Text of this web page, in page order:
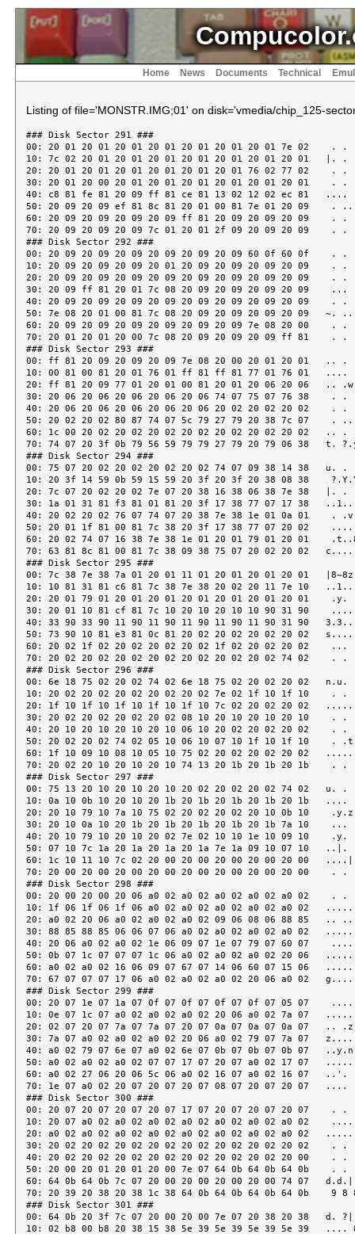
Home News Documents Technical
Listing of file='MONSTR.IMG;01' on disk='vmedia/chip_125-
### Disk Sector 291 ###
00: 20 01 20 01 20 01 20 01 20 01 20 01 20 01 7e 02    . . . . . . .~.
10: 7c 02 20 01 20 01 20 01 20 01 20 01 20 01 20 01   |. . . . . . . .
20: 20 01 20 01 20 01 20 01 20 01 20 01 76 02 77 02    . . . . . .v.w.
30: 20 01 20 00 20 01 20 01 20 01 20 01 20 01 20 01    . . . . . . . .
40: c8 81 fe 81 20 09 ff 81 ce 81 13 02 12 02 ec 81   .... ...........
50: 20 09 20 09 ef 81 8c 81 20 01 00 81 7e 01 20 09    . ..... ...~. .
60: 20 09 20 09 20 09 20 09 ff 81 20 09 20 09 20 09    . . . ... . . .
70: 20 09 20 09 20 09 7c 01 20 01 2f 09 20 09 20 09    . . .|. ./. . .
### Disk Sector 292 ###
00: 20 09 20 09 20 09 20 09 20 09 20 09 60 0f 60 0f    . . . . . .`.`.
10: 20 09 20 09 20 09 20 01 20 09 20 09 20 09 20 09    . . . . . . . .
20: 20 09 20 09 20 09 20 09 20 09 20 09 20 09 20 09    . . . . . . . .
30: 20 09 ff 81 20 01 7c 08 20 09 20 09 20 09 20 09    ... .|. . . . .
40: 20 09 20 09 20 09 20 09 20 09 20 09 20 09 20 09    . . . . . . . .
50: 7e 08 20 01 00 81 7c 08 20 09 20 09 20 09 20 09   ~. ...|. . . . .
60: 20 09 20 09 20 09 20 09 20 09 20 09 7e 08 20 00    . . . . . .~. .
70: 20 01 20 01 20 00 7c 08 20 09 20 09 20 09 ff 81    . . .|. . . ...
### Disk Sector 293 ###
00: ff 81 20 09 20 09 20 09 7e 08 20 00 20 01 20 01   .. . . .~. . . .
10: 00 81 00 81 20 01 76 01 ff 81 ff 81 77 01 76 01   .... .v.....w.v.
20: ff 81 20 09 77 01 20 01 00 81 20 01 20 06 20 06   .. .w. ... . . .
30: 20 06 20 06 20 06 20 06 20 06 74 07 75 07 76 38    . . . . .t.u.v8
40: 20 06 20 06 20 06 20 06 20 06 20 02 20 02 20 02    . . . . . . . .
50: 20 02 20 02 80 87 74 07 5c 79 27 79 20 38 7c 07    . ...t.\y'y 8|.
60: 1c 00 20 02 20 02 20 02 20 02 20 02 20 02 20 02   .. . . . . . . .
70: 74 07 20 3f 0b 79 56 59 79 79 27 79 20 79 06 38   t. ?.yVYyy'y y.8
### Disk Sector 294 ###
00: 75 07 20 02 20 02 20 02 20 02 74 07 09 38 14 38   u. . . . .t..8.8
10: 20 3f 14 59 0b 59 15 59 20 3f 20 3f 20 38 08 38    ?.Y.Y.Y ? ? 8.8
20: 7c 07 20 02 20 02 7e 07 20 38 16 38 06 38 7e 38   |. . .~. 8.8.8~8
30: 1a 01 31 81 f3 81 01 81 20 3f 17 38 77 07 17 38   ..1..... ?.8w..8
40: 20 02 20 02 76 07 74 07 20 38 7e 38 1e 01 0a 01    . .v.t. 8~8....
50: 20 01 1f 81 00 81 7c 38 20 3f 17 38 77 07 20 02    .....|8 ?.8w. .
60: 20 02 74 07 16 38 7e 38 1e 01 20 01 79 01 20 01    .t..8~8.. .y. .
70: 63 81 8c 81 00 81 7c 38 09 38 75 07 20 02 20 02   c.....|8.8u. . .
### Disk Sector 295 ###
00: 7c 38 7e 38 7a 01 20 01 11 01 20 01 20 01 20 01   |8~8z. ... . . .
10: 10 81 31 81 c6 81 7c 38 7e 38 20 02 20 11 7e 10   ..1...|8~8 . .~.
20: 20 01 79 01 20 01 20 01 20 01 20 01 20 01 20 01    .y. . . . . . .
30: 20 01 10 81 cf 81 7c 10 20 10 20 10 10 90 31 90    .....|. . ...1.
40: 33 90 33 90 11 90 11 90 11 90 11 90 11 90 31 90   3.3...........1.
50: 73 90 10 81 e3 81 0c 81 20 02 20 02 20 02 20 02   s....... . . . .
60: 20 02 1f 02 20 02 20 02 20 02 1f 02 20 02 20 02    ... . . ... . .
70: 20 02 20 02 20 02 20 02 20 02 20 02 20 02 74 02    . . . . . . .t.
### Disk Sector 296 ###
00: 6e 18 75 02 20 02 74 02 6e 18 75 02 20 02 20 02   n.u. .t.n.u. . .
10: 20 02 20 02 20 02 20 02 20 02 7e 02 1f 10 1f 10    . . . . .~.....
20: 1f 10 1f 10 1f 10 1f 10 1f 10 7c 02 20 02 20 02   ..........|. . .
30: 20 02 20 02 20 02 20 02 08 10 20 10 20 10 20 10    . . . ... . . .
40: 20 10 20 10 20 10 20 10 06 10 20 02 20 02 20 02    . . . ... . . .
50: 20 02 20 02 74 02 05 10 06 10 07 10 1f 10 1f 10    . .t...........
60: 1f 10 09 10 08 10 05 10 75 02 20 02 20 02 20 02   ........u. . . .
70: 20 02 20 10 20 10 20 10 74 13 20 1b 20 1b 20 1b    . . . .t. . . .
### Disk Sector 297 ###
00: 75 13 20 10 20 10 20 10 20 02 20 02 20 02 74 02   u. . . . . . .t.
10: 0a 10 0b 10 20 10 20 1b 20 1b 20 1b 20 1b 20 1b   .... . . . . . .
20: 20 10 79 10 7a 10 75 02 20 02 20 02 20 10 0b 10    .y.z.u. . . ...
30: 20 10 0a 10 20 1b 20 1b 20 1b 20 1b 20 1b 7a 10    ... . . . . .z.
40: 20 10 79 10 20 10 20 02 7e 02 10 10 1e 10 09 10    .y. . .~.......
50: 07 10 7c 1a 20 1a 20 1a 20 1a 7e 1a 09 10 07 10   ..|. . . .~.....
60: 1c 10 11 10 7c 02 20 00 20 00 20 00 20 00 20 00   ....|. . . . . .
70: 20 00 20 00 20 00 20 00 20 00 20 00 20 00 20 00    . . . . . . . .
### Disk Sector 298 ###
00: 20 00 20 00 20 06 a0 02 a0 02 a0 02 a0 02 a0 02    . . ...........
10: 1f 06 1f 06 1f 06 a0 02 a0 02 a0 02 a0 02 a0 02   ................
20: a0 02 20 06 a0 02 a0 02 a0 02 09 06 08 06 88 85   .. .............
30: 88 85 88 85 06 06 07 06 a0 02 a0 02 a0 02 a0 02   ................
40: 20 06 a0 02 a0 02 1e 06 09 07 1e 07 79 07 60 07    ...........y.`.
50: 0b 07 1c 07 07 07 1c 06 a0 02 a0 02 a0 02 20 06   .............. .
60: a0 02 a0 02 16 06 09 07 67 07 14 06 60 07 15 06   ........g...`...
70: 67 07 07 07 17 06 a0 02 a0 02 a0 02 20 06 a0 02   g........... ...
### Disk Sector 299 ###
00: 20 07 1e 07 1a 07 0f 07 0f 07 0f 07 0f 07 05 07    ...............
10: 0e 07 1c 07 a0 02 a0 02 a0 02 20 06 a0 02 7a 07   .......... ...z.
20: 02 07 20 07 7a 07 7a 07 20 07 0a 07 0a 07 0a 07   .. .z.z. .......
30: 7a 07 a0 02 a0 02 a0 02 20 06 a0 02 79 07 7a 07   z....... ...y.z.
40: a0 02 79 07 6e 07 a0 02 6e 07 0b 07 0b 07 0b 07   ..y.n...n.......
50: a0 02 a0 02 a0 02 07 07 17 07 20 07 a0 02 17 07   .......... .....
60: a0 02 27 06 20 06 5c 06 a0 02 16 07 a0 02 16 07   ..'. .\.........
70: 1e 07 a0 02 20 07 20 07 20 07 08 07 20 07 20 07   .... . . ... . .
### Disk Sector 300 ###
00: 20 07 20 07 20 07 20 07 17 07 20 07 20 07 20 07    . . . ... . . .
10: 20 07 a0 02 a0 02 a0 02 a0 02 a0 02 a0 02 a0 02    ...............
20: a0 02 a0 02 a0 02 a0 02 a0 02 a0 02 a0 02 a0 02   ................
30: 20 02 20 02 20 02 20 02 20 02 20 02 20 02 20 02    . . . . . . . .
40: 20 02 20 02 20 02 20 02 20 02 20 02 20 02 20 00    . . . . . . . .
50: 20 00 20 01 20 01 20 00 7e 07 64 0b 64 0b 64 0b    . . . .~.d.d.d.
60: 64 0b 64 0b 7c 07 20 00 20 00 20 00 20 00 74 07   d.d.|. . . . .t.
70: 20 39 20 38 20 38 1c 38 64 0b 64 0b 64 0b 64 0b    9 8 8.8d.d.d.d.
### Disk Sector 301 ###
00: 64 0b 20 3f 7c 07 20 00 20 00 7e 07 20 38 20 38   d. ?|. . .~. 8 8
10: 02 b8 00 b8 20 38 15 38 5e 39 5e 39 5e 39 5e 39   .... 8.8^9^9^9^9
20: 20 38 20 3f 7c 07 20 00 20 3f 20 3f 09 38 20 38    8 ?|. . ? ?.8 8
30: 16 38 1f 38 17 38 20 38 20 38 20 38 20 38 20 38   .8.8.8 8 8 8 8 8
40: 20 38 20 38 20 00 20 3f 74 38 20 07 20 07 7c 38    8 8 . ?t8 . .|8
50: 20 38 20 38 20 38 20 38 20 38 20 38 20 38 20 38    8 8 8 8 8 8 8 8
60: 7e 38 0a 07 20 3f 20 00 20 00 20 00 20 00 7c 38   ~8.. ? . . . .|8
70: 20 38 20 38 20 3f 20 3f 20 3f 09 38 20 3f 20 07    8 8 ? ? ?.8 ? .
### Disk Sector 302 ###
00: 2a 07 76 07 08 87 20 00 20 00 20 00 20 07 20 3f   *.v... . . . . ?
10: 20 3f 20 00 20 00 20 07 20 3f 20 38 20 00 20 00    ? . . . ? 8 . .
20: 20 00 20 00 20 00 20 00 20 07 20 07 07 38 20 3f    . . . . . ..8 ?
30: 20 00 20 00 20 07 07 38 20 38 20 00 20 00 20 00    . . ..8 8 . . .
40: 20 00 20 00 20 00 20 00 20 00 20 00 20 00 20 00    . . . . . . . .
50: 20 00 20 00 20 00 20 00 20 00 20 00 20 02 20 02    . . . . . . . .
60: 20 02 20 02 20 02 70 03 70 03 73 03 73 03 70 03    . . .p.p.s.s.p.
70: 70 03 20 02 20 02 20 02 20 02 20 02 20 02 20 02   p. . . . . . . .
### Disk Sector 303 ###
00: 20 02 02 03 03 0b 04 0b 03 0b 04 0b 03 0b 04 0b    ...............
10: 01 03 20 02 20 02 20 02 20 02 20 02 20 02 20 02   .. . . . . . . .
20: 20 07 a8 b8 c8 b8 a8 b8 c8 b8 a8 b8 77 87 20 07    ...........w. .
30: 20 02 20 02 20 02 20 02 20 02 20 02 20 02 7e 06    . . . . . . .~.
40: 09 30 20 30 7e 37 7c 37 20 30 07 30 7c 06 20 02   .0 0~7|7 0.0|. .
50: 20 02 20 02 20 02 20 02 20 02 20 02 1e 30 77 3e    . . . . . ..0w>
60: 20 b8 6f 38 20 b8 20 3e 76 3e 1c 30 20 02 20 02    .o8 . >v>.0 . .
70: 20 02 20 02 20 02 20 02 20 02 76 06 76 37 20 3e    . . . . .v.v7 >
### Disk Sector 304 ###
00: 20 3d 20 3d 00 bd 77 37 77 06 20 02 20 02 20 02    = =..w7w. . . .
10: 20 02 20 02 20 02 20 02 20 02 20 00 7c 38 10 bd    . . . . . .|8..
20: 01 bd 7e 38 20 00 20 02 20 02 20 02 20 02 20 02   ..~8 . . . . . .
30: 20 02 20 02 20 02 20 02 20 02 77 28 ce 9d ec 9d    . . . . .w(....
40: 76 28 20 02 20 02 20 02 20 02 20 02 20 02 20 02   v( . . . . . . .
50: 20 02 20 02 7e 05 75 3d bd 87 7c 2f 7e 2f db 87    . .~.u=..|/~/..
60: 74 3d 7c 05 20 02 20 02 20 02 20 02 20 02 20 02   t=|. . . . . . .
70: 20 02 20 02 20 02 20 02 20 02 20 02 20 02 20 02    . . . . . . . .
### Disk Sector 305 ###
00: 20 02 20 02 20 02 20 02 20 01 20 01 20 01 20 01    . . . . . . . .
10: 76 18 20 01 20 01 7e 03 7c 03 20 01 20 03 20 03   v. . .~.|. . . .
20: 77 18 20 01 20 01 20 01 20 01 76 18 74 03 20 1b   w. . . . .v.t. .
30: 75 03 74 03 20 1b 20 1b 75 03 74 03 20 1b 20 18   u.t. . .u.t. . .
40: 74 18 20 02 20 01 75 18 20 1b 20 1b 20 1b 09 19   t. . .u. . . ...
50: 08 19 6a 19 06 19 07 19 20 1b 20 1b 20 1b 76 18   ..j..... . . .v.
60: 20 01 77 18 74 03 20 1b 20 1b 1e 19 20 19 20 19    .w.t. . ... . .
70: 20 19 20 19 20 19 5c 19 20 1b 20 1b 20 1b 74 18    . . .\. . . .t.
### Disk Sector 306 ###
00: 75 18 20 1b 20 1b 20 1b 01 19 31 99 0f 19 20 19   u. . . ...1... .
10: 05 19 13 99 02 19 20 1b 20 1b 20 1b 76 18 20 01   ...... . . .v. .
20: 76 03 20 1b 20 1b 1c 19 20 19 20 19 6a 19 20 19   v. . ... . .j. .
30: 20 19 1e 19 20 1b 20 1b 77 03 74 18 20 01 77 18    ... . .w.t. .w.
40: 20 1b 20 1b 20 1b 06 19 07 19 5f 19 09 19 08 19    . . ....._.....
50: 20 1b 20 1b 20 18 76 18 20 01 20 01 20 01 75 18    . . .v. . . .u.
60: 20 1b 20 1b 20 1b 20 1b 20 1b 20 1b 20 1b 20 1b    . . . . . . . .
70: 20 1b 20 18 74 18 20 01 20 01 20 01 20 01 74 18    . .t. . . . .t.
### Disk Sector 307 ###
00: 75 18 76 03 20 1b 20 1b 20 1b 20 1b 20 18 74 18   u.v. . . . . .t.
10: 75 18 20 01 20 01 20 01 20 01 20 01 20 01 20 01   u. . . . . . . .
20: 20 01 7c 18 7e 18 75 18 74 18 75 18 20 00 20 01    .|.~.u.t.u. . .
30: 20 01 20 01 20 02 20 02 20 02 20 02 20 02 20 02    . . . . . . . .
40: 20 02 20 02 20 02 20 02 20 02 20 02 20 02 20 02    . . . . . . . .
50: 20 02 20 02 20 02 7c 03 20 02 20 02 20 02 20 02    . . .|. . . . .
60: 20 00 20 02 20 02 20 02 20 02 20 02 20 02 20 02    . . . . . . . .
70: 20